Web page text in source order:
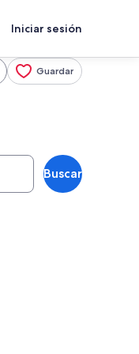
Iniciar sesión
Guardar
Buscar